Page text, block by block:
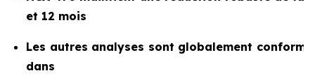
et 12 mois
Les autres analyses sont globalement
dans